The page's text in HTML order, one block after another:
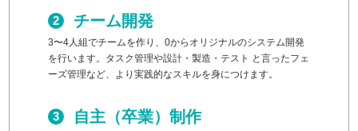
チーム開発
3〜4人組でチームを作り、0からオリジナルのシステム開発
を行います。タスク管理や設計・製造・テスト と言ったフェ
ーズ管理など、より実践的なスキルを身につけます。
自主（卒業）制作